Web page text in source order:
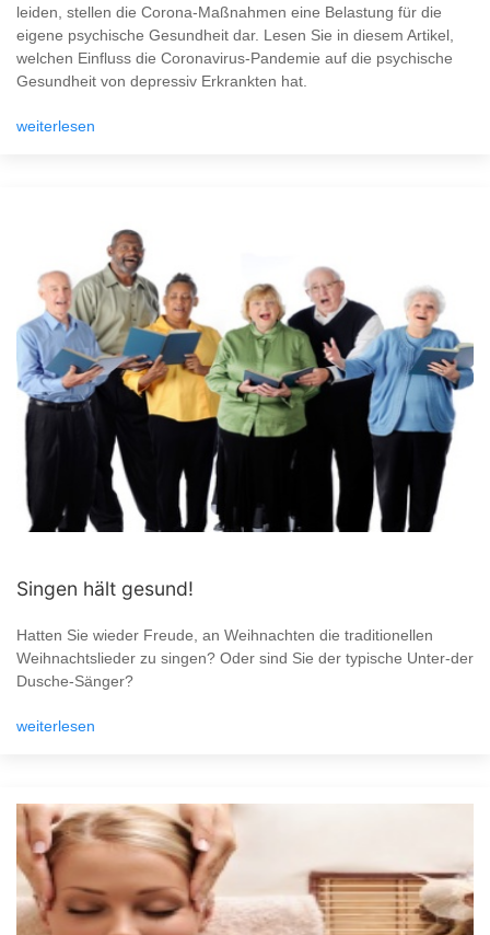
leiden, stellen die Corona-Maßnahmen eine Belastung für die
eigene psychische Gesundheit dar. Lesen Sie in diesem Artikel,
welchen Einfluss die Coronavirus-Pandemie auf die psychische
Gesundheit von depressiv Erkrankten hat.
weiterlesen
Singen hält gesund!
Hatten Sie wieder Freude, an Weihnachten die traditionellen
Weihnachtslieder zu singen? Oder sind Sie der typische Unter-der
Dusche-Sänger?
weiterlesen